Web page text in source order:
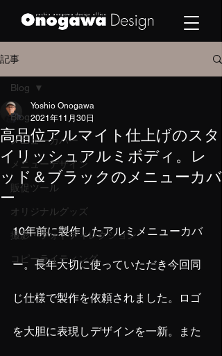
記事
Blog
メニューカバー
メニューデザイン
販促ツール
オリジナルグッズ
撮影・フォトディレクション
コピーライティング
Blog
高品位アルマイト仕上げのスタ
イリッシュアルミボディ。レ
ッド＆ブラックのメニューカバ
ー
Yoshio Onogawa
2021年11月30日
10年前に製作したアルミメニューカバ
ー。長年大切に使っていただき今回同
じ仕様で製作を依頼されました。ロゴ
を大胆に表現しデザインを一新。また